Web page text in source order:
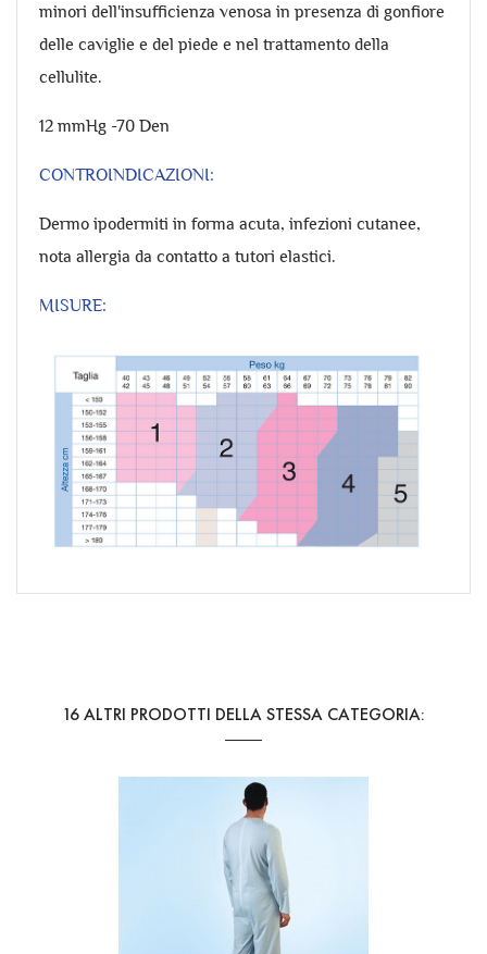
minori dell'insufficienza venosa in presenza di gonfiore
delle caviglie e del piede e nel trattamento della
cellulite.
12 mmHg -70 Den
CONTROINDICAZIONI:
Dermo ipodermiti in forma acuta, infezioni cutanee,
nota allergia da contatto a tutori elastici.
MISURE:
16 ALTRI PRODOTTI DELLA STESSA CATEGORIA: